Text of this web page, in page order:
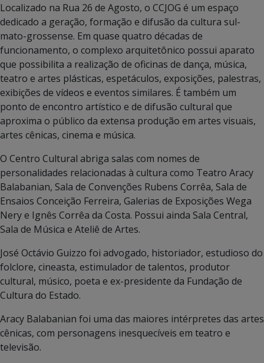
Localizado na Rua 26 de Agosto, o CCJOG é um espaço
dedicado a geração, formação e difusão da cultura sul-
mato-grossense. Em quase quatro décadas de
funcionamento, o complexo arquitetônico possui aparato
que possibilita a realização de oficinas de dança, música,
teatro e artes plásticas, espetáculos, exposições, palestras,
exibições de vídeos e eventos similares. É também um
ponto de encontro artístico e de difusão cultural que
aproxima o público da extensa produção em artes visuais,
artes cênicas, cinema e música.
O Centro Cultural abriga salas com nomes de
personalidades relacionadas à cultura como Teatro Aracy
Balabanian, Sala de Convenções Rubens Corrêa, Sala de
Ensaios Conceição Ferreira, Galerias de Exposições Wega
Nery e Ignês Corrêa da Costa. Possui ainda Sala Central,
Sala de Música e Ateliê de Artes.
José Octávio Guizzo foi advogado, historiador, estudioso do
folclore, cineasta, estimulador de talentos, produtor
cultural, músico, poeta e ex-presidente da Fundação de
Cultura do Estado.
Aracy Balabanian foi uma das maiores intérpretes das artes
cênicas, com personagens inesquecíveis em teatro e
televisão.